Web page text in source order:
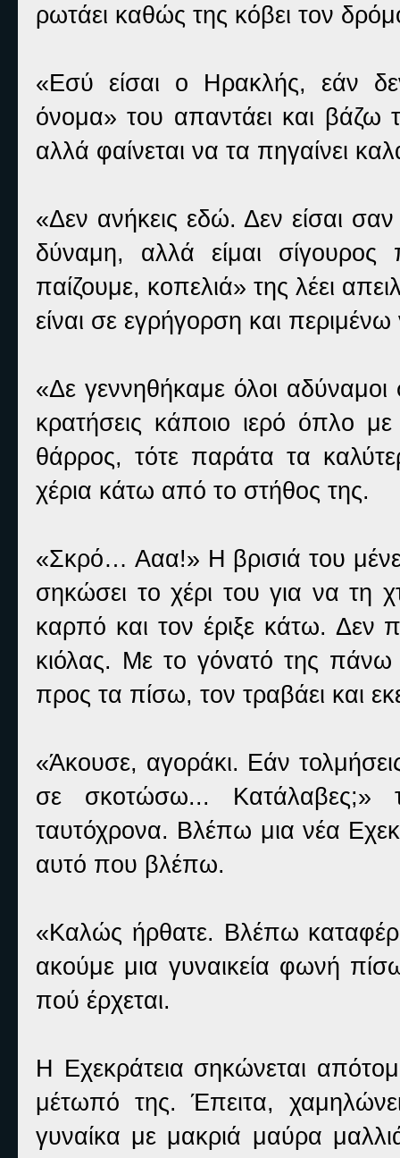
ρωτάει καθώς της κόβει τον
«Εσύ είσαι ο Ηρακλής, εάν
όνομα» του απαντάει και
αλλά φαίνεται να τα πηγαίνει
«Δεν ανήκεις εδώ. Δεν είσαι
δύναμη, αλλά είμαι
παίζουμε, κοπελιά» της λέει
είναι σε εγρήγορση και
«Δε γεννηθήκαμε όλοι αδύναμοι
κρατήσεις κάποιο ιερό όπλο
θάρρος, τότε παράτα τα
χέρια κάτω από το στήθος της.
«Σκρό… Ααα!» Η βρισιά του
σηκώσει το χέρι του για να τη
καρπό και τον έριξε κάτω. Δεν
κιόλας. Με το γόνατό της
προς τα πίσω, τον τραβάει και
«Άκουσε, αγοράκι. Εάν
σε σκοτώσω... Κατάλαβες;»
ταυτόχρονα. Βλέπω μια νέα
αυτό που βλέπω.
«Καλώς ήρθατε. Βλέπω
ακούμε μια γυναικεία φωνή
πού έρχεται.
Η Εχεκράτεια σηκώνεται
μέτωπό της. Έπειτα,
γυναίκα με μακριά μαύρα